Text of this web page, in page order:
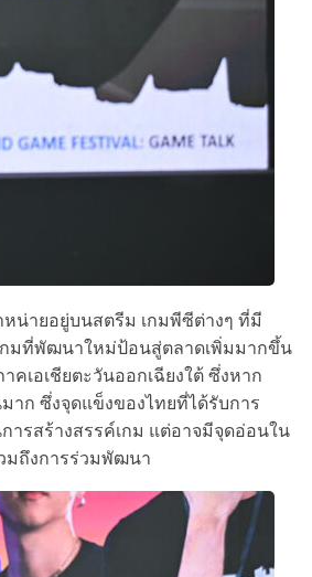
น่ายอยู่บนสตรีม เกมพีซีต่างๆ ที่มี
กมที่พัฒนาใหม่ป้อนสู่ตลาดเพิ่มมากขึ้น
คเอเชียตะวันออกเฉียงใต้ ซึ่งหาก
าก ซึ่งจุดแข็งของไทยที่ได้รับการ
ารสร้างสรรค์เกม แต่อาจมีจุดอ่อนใน
มถึงการร่วมพัฒนา